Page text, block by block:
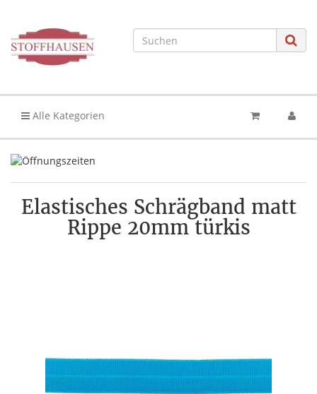
Alle Kategorien
Elastisches Schrägband matt
Rippe 20mm türkis